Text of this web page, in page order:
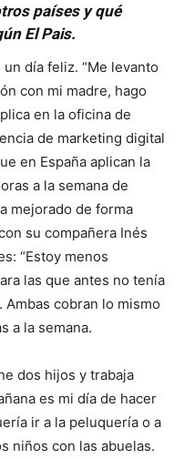
países y qué
El Pais.
día feliz. “Me levanto
con mi madre, hago
en la oficina de
de marketing digital
en España aplican la
a la semana de
mejorado de forma
su compañera Inés
“Estoy menos
las que antes no tenía
cobran lo mismo
a la semana.
dos hijos y trabaja
es mi día de hacer
ir a la peluquería o a
niños con las abuelas.